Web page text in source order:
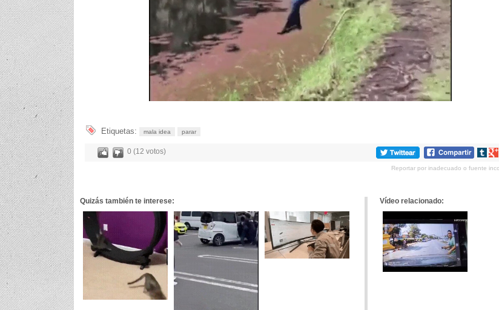
Etiquetas: mala idea parar
0 (12 votos)
tumblr
Reportar por inadecuado o fuente
Quizás también te interese: Vídeo relacionado: